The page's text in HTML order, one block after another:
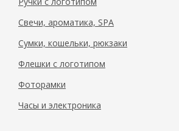
Свечи, ароматика, SPA
Сумки, кошельки, рюкзаки
Флешки с логотипом
Фоторамки
Часы и электроника